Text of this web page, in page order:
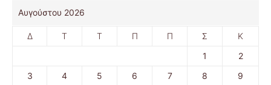
Αυγούστου 2026
Δ Τ Τ Π Π Σ Κ
1
2
3
4 5 6 7 8
9